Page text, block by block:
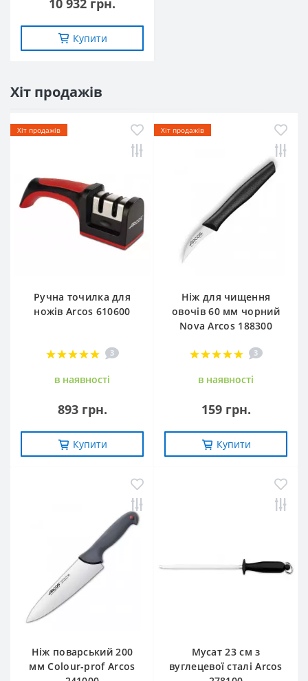
Купити
Хіт продажів
Хіт продажів
Ручна точилка для
ножів Arcos 610600
3
в наявностi
893 грн.
Купити
Хіт продажів
Ніж для чищення
овочів 60 мм чорний
Nova Arcos 188300
3
в наявностi
159 грн.
Купити
Ніж поварський 200
мм Сolour-prof Arcos
Мусат 23 см з
вуглецевої сталі Arcos